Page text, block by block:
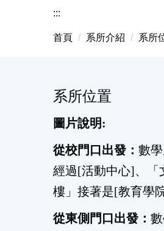
:::
首頁 系所介紹 系所
系所位置
圖片說明:
從校門口出發： 數
經過[活動中心]、「
樓」接著是[教育學
從東側門口出發：